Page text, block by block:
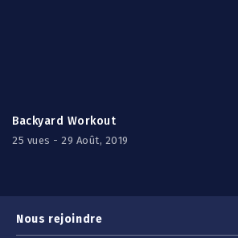
Backyard Workout
25 vues - 29 Août, 2019
Nous rejoindre